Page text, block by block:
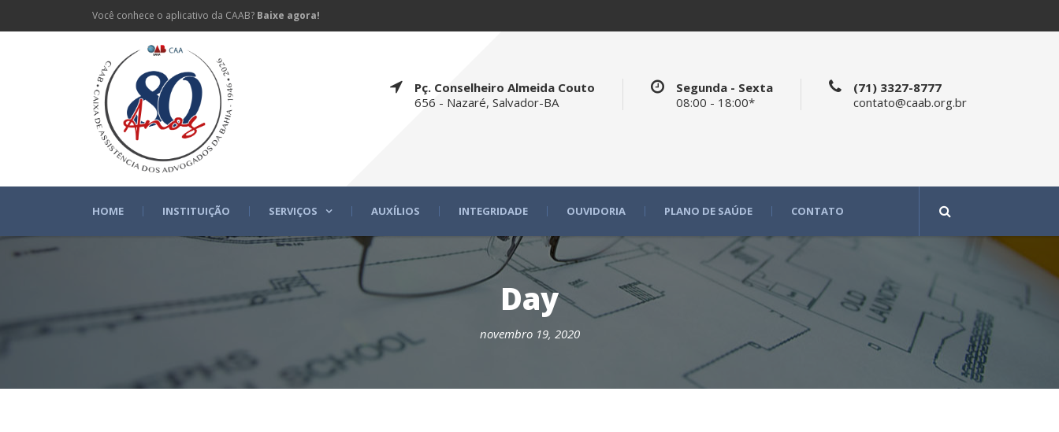
Você conhece o aplicativo da CAAB? Baixe agora!
Pç. Conselheiro Almeida Couto
656 - Nazaré, Salvador-BA
Segunda - Sexta
08:00 - 18:00*
(71) 3327-8777
contato@caab.org.br
HOME INSTITUIÇÃO SERVIÇOS AUXÍLIOS INTEGRIDADE OUVIDORIA PLANO DE SAÚDE CONTATO
Day
novembro 19, 2020